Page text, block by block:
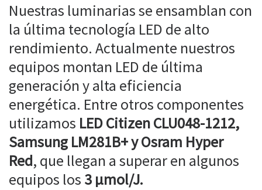
Nuestras luminarias se ensamblan con
la última tecnología LED de alto
rendimiento. Actualmente nuestros
equipos montan LED de última
generación y alta eficiencia
energética. Entre otros componentes
utilizamos LED Citizen CLU048-1212,
Samsung LM281B+ y Osram Hyper
Red, que llegan a superar en algunos
equipos los 3 µmol/J.